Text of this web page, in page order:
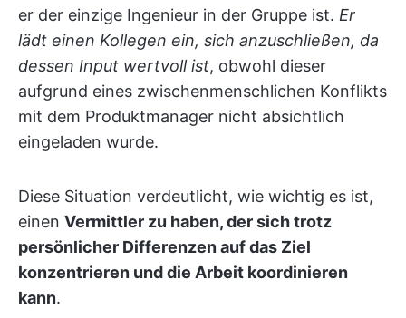
er der einzige Ingenieur in der Gruppe ist. Er
lädt einen Kollegen ein, sich anzuschließen, da
dessen Input wertvoll ist, obwohl dieser
aufgrund eines zwischenmenschlichen Konflikts
mit dem Produktmanager nicht absichtlich
eingeladen wurde.
Diese Situation verdeutlicht, wie wichtig es ist,
einen Vermittler zu haben, der sich trotz
persönlicher Differenzen auf das Ziel
konzentrieren und die Arbeit koordinieren
kann.